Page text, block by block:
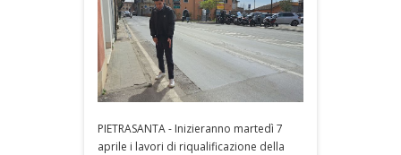
PIETRASANTA - Inizieranno martedì 7
aprile i lavori di riqualificazione della